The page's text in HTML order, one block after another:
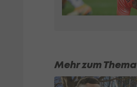
Mehr zum Thema